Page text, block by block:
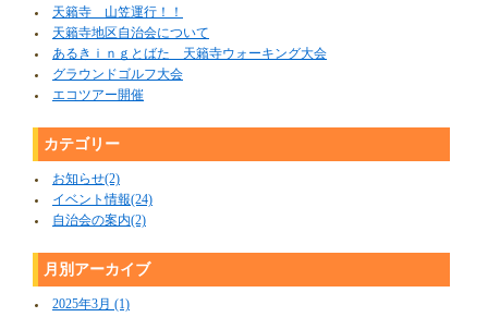
天籟寺 山笠運行！！
天籟寺地区自治会について
あるきｉｎｇとばた 天籟寺ウォーキング大会
グラウンドゴルフ大会
エコツアー開催
カテゴリー
お知らせ(2)
イベント情報(24)
自治会の案内(2)
月別アーカイブ
2025年3月 (1)